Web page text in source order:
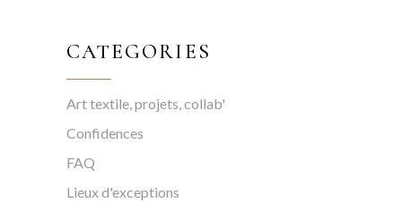
CATEGORIES
Art textile, projets, collab'
Confidences
FAQ
Lieux d'exceptions